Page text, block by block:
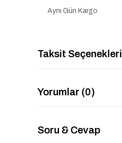
Aynı Gün Kargo
Taksit Seçenekleri
Yorumlar (0)
Soru & Cevap